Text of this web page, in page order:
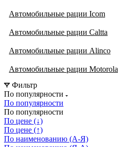
Автомобильные рации Icom
Автомобильные рации Caltta
Автомобильные рации Alinco
Автомобильные рации Motorola
Фильтр
По популярности
По популярности
По популярности
По цене (↓)
По цене (↑)
По наименованию (А-Я)